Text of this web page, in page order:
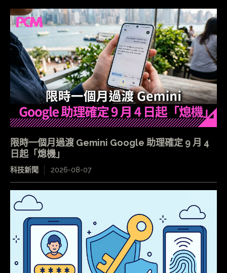
限時一個月過渡 Gemini Google 助理確定 9 月 4
日起「熄機」
科技新聞 2026-08-07